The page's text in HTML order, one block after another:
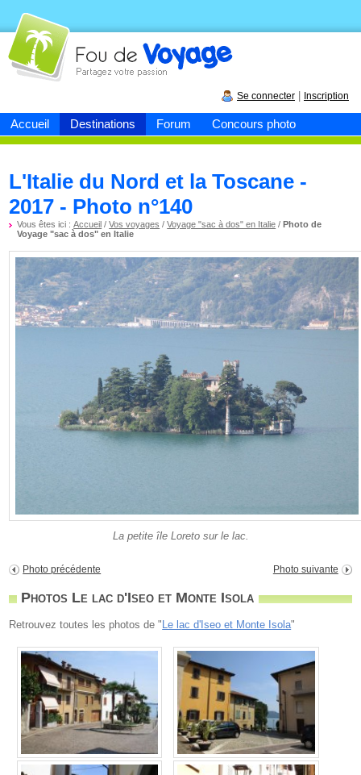
Accueil Destinations Forum Concours photo
Fou devoyage
Se connecter Inscription
L'Italie du Nord et la Toscane -
2017 - Photo n°140
Vous êtes ici :Accueil /Vos voyages /Voyage "sac à dos" en Italie /Photo de
Voyage "sac à dos" en Italie
La petite île Loreto sur le lac.
Photo précédente Photo suivante
Photos Le lac d'Iseo et Monte Isola
Retrouvez toutes les photos de " Le lac d'Iseo et Monte Isola"